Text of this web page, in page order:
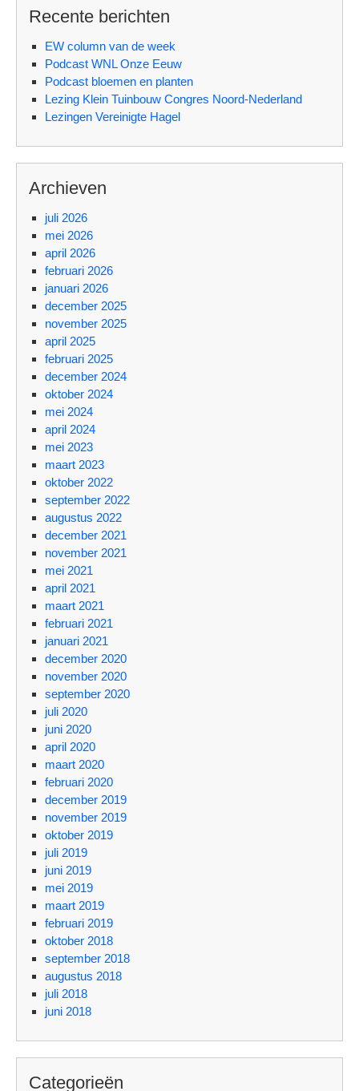
Recente berichten
EW column van de week
Podcast WNL Onze Eeuw
Podcast bloemen en planten
Lezing Klein Tuinbouw Congres Noord-Nederland
Lezingen Vereinigte Hagel
Archieven
juli 2026
mei 2026
april 2026
februari 2026
januari 2026
december 2025
november 2025
april 2025
februari 2025
december 2024
oktober 2024
mei 2024
april 2024
mei 2023
maart 2023
oktober 2022
september 2022
augustus 2022
december 2021
november 2021
mei 2021
april 2021
maart 2021
februari 2021
januari 2021
december 2020
november 2020
september 2020
juli 2020
juni 2020
april 2020
maart 2020
februari 2020
december 2019
november 2019
oktober 2019
juli 2019
juni 2019
mei 2019
maart 2019
februari 2019
oktober 2018
september 2018
augustus 2018
juli 2018
juni 2018
Categorieën